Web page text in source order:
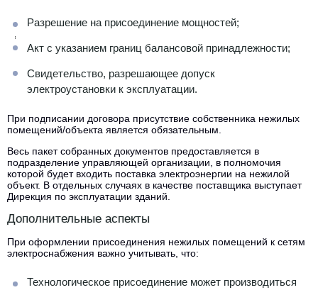
Разрешение на присоединение мощностей;
Акт с указанием границ балансовой принадлежности;
Свидетельство, разрешающее допуск
электроустановки к эксплуатации.
При подписании договора присутствие собственника нежилых
помещений/объекта является обязательным.
Весь пакет собранных документов предоставляется в
подразделение управляющей организации, в полномочия
которой будет входить поставка электроэнергии на нежилой
объект. В отдельных случаях в качестве поставщика выступает
Дирекция по эксплуатации зданий.
Дополнительные аспекты
При оформлении присоединения нежилых помещений к сетям
электроснабжения важно учитывать, что:
Технологическое присоединение может производиться